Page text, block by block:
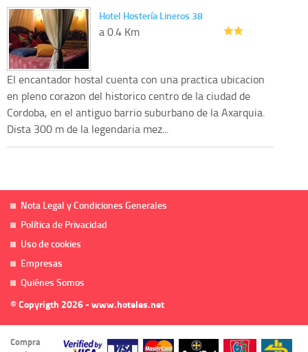
Hotel Hostería Lineros 38
a 0.4 Km
El encantador hostal cuenta con una practica ubicacion
en pleno corazon del historico centro de la ciudad de
Cordoba, en el antiguo barrio suburbano de la Axarquia.
Dista 300 m de la legendaria mez...
Nota Legal y Condiciones Generales
Política de Privacidad
Uso de cookies
Empresas
Quiénes Somos
© Copyrigth 2026 - www.hoteles.net
Compra